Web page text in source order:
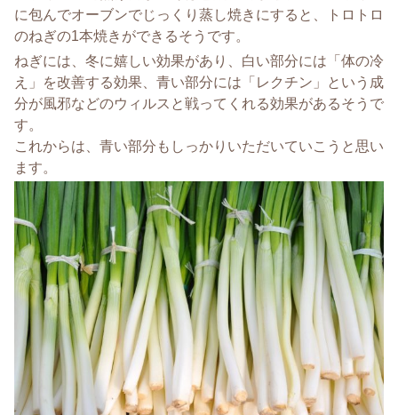
に包んでオーブンでじっくり蒸し焼きにすると、トロトロ
のねぎの1本焼きができるそうです。
ねぎには、冬に嬉しい効果があり、白い部分には「体の冷
え」を改善する効果、青い部分には「レクチン」という成
分が風邪などのウィルスと戦ってくれる効果があるそうで
す。
これからは、青い部分もしっかりいただいていこうと思い
ます。